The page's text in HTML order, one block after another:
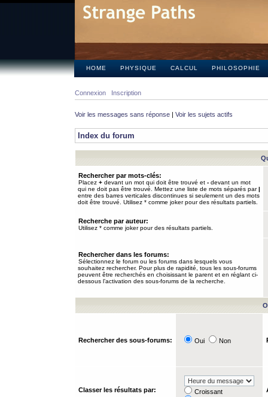
HOME PHYSIQUE CALCUL PHILOSOPHIE
Connexion Inscription
Voir les messages sans réponse | Voir les sujets actifs
Index du forum
Rechercher par mots-clés:
Placez + devant un mot qui doit être trouvé et - devant un mot
qui ne doit pas être trouvé. Mettez une liste de mots séparés par|
entre des barres verticales discontinues si seulement un des mots
doit être trouvé. Utilisez * comme joker pour des résultats partiels.
Recherche par auteur:
Utilisez * comme joker pour des résultats partiels.
Rechercher dans les forums:
Sélectionnez le forum ou les forums dans lesquels vous
souhaitez rechercher. Pour plus de rapidité, tous les sous-forums
peuvent être recherchés en choisissant le parent et en réglant ci-
dessous l’activation des sous-forums de la recherche.
Rechercher des sous-forums: Oui Non
Classer les résultats par:
Croissant